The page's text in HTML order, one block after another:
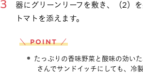
器にグリーンリーフを敷き、（2）
トマトを添えます。
＼ POINT ／
たっぷりの香味野菜と酸味の効い
さんでサンドイッチにしても、冷